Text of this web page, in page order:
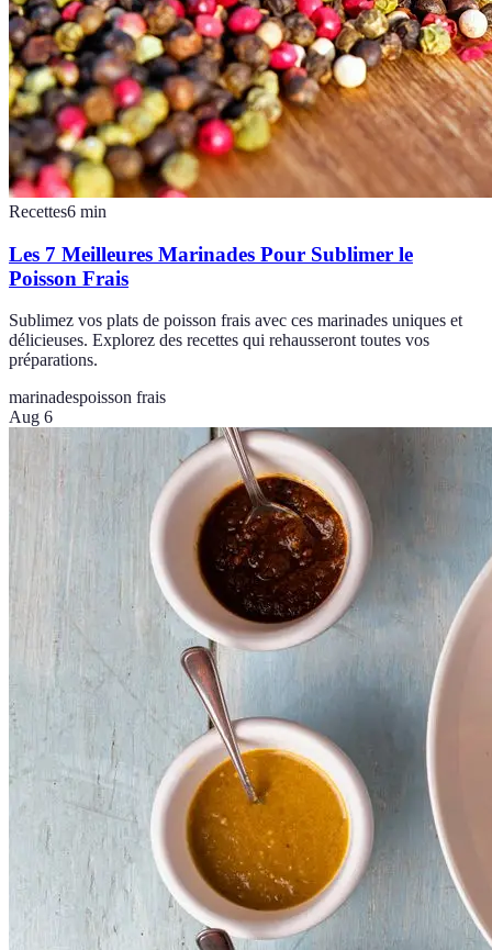
Recettes6 min
Les 7 Meilleures Marinades Pour Sublimer le
Poisson Frais
Sublimez vos plats de poisson frais avec ces marinades uniques et
délicieuses. Explorez des recettes qui rehausseront toutes vos
préparations.
marinadespoisson frais
Aug 6